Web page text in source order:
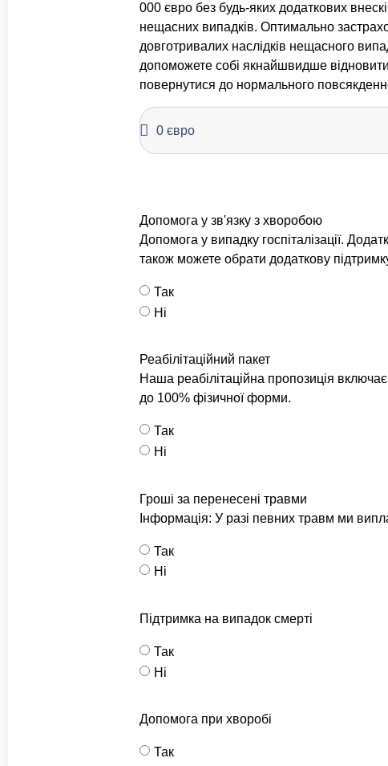
000 євро без будь-яких додаткових
нещасних випадків. Оптимально
довготривалих наслідків нещасного
допоможете собі якнайшвидше
повернутися до нормального
Допомога у зв'язку з хворобою
Допомога у випадку госпіталізації.
також можете обрати додаткову
Так
Ні
Реабілітаційний пакет
Наша реабілітаційна пропозиція
до 100% фізичної форми.
Так
Ні
Гроші за перенесені травми
Інформація: У разі певних травм ми
Так
Ні
Підтримка на випадок смерті
Так
Ні
Допомога при хворобі
Так